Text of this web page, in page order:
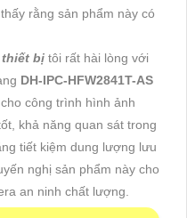
rằng sản phẩm này có
thiết bị tôi rất hài lòng với
DH-IPC-HFW2841T-AS
công trình hình ảnh
khả năng quan sát trong
tiết kiệm dung lượng lưu
nghị sản phẩm này cho
an ninh chất lượng.